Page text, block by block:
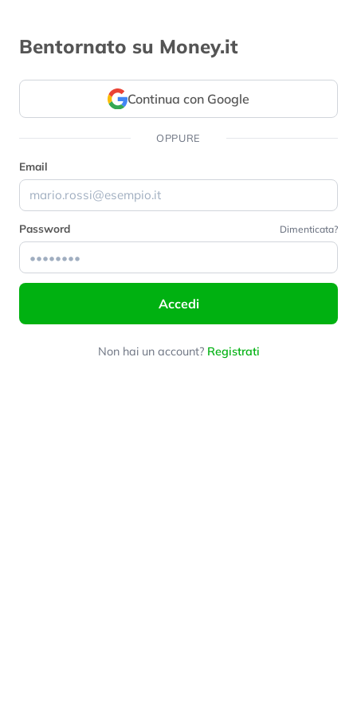
Bentornato su Money.it
Continua con Google
OPPURE
Email
Password Dimenticata?
Accedi
Non hai un account? Registrati